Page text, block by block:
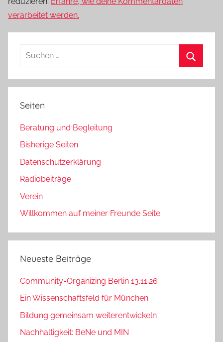
verarbeitet werden.
Suchen
Seiten
Beratung und Begleitung
Bisherige Seiten
Datenschutzerklärung
Radiobeiträge
Verein
Willkommen auf meiner Freunde Seite
Neueste Beiträge
Community-Organizing Berlin 13.11.26
Ein Wissenschaftsfeld für München
Bildung gemeinsam weiterentwickeln
Nachhaltigkeit: BeNe und MIN